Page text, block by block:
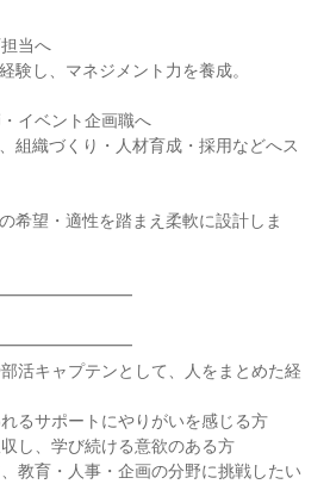
当へ
験し、マネジメント力を養成。
イベント企画職へ
組織づくり・人材育成・採用などへス
希望・適性を踏まえ柔軟に設計しま
活キャプテンとして、人をまとめた経
るサポートにやりがいを感じる方
し、学び続ける意欲のある方
教育・人事・企画の分野に挑戦したい